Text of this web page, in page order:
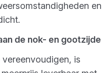
en
de nok- en gootzijde
is